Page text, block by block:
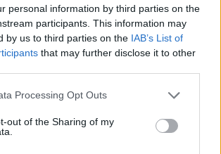
personal information by third parties on the
participants. This information may
by us to third parties on the IAB’s List of
that may further disclose it to other
Processing Opt Outs
out of the Sharing of my